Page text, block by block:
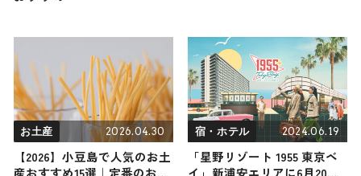
お土産 2026.04.30
【2026】小豆島で人気のお土
産おすすめ15選｜定番のお菓
宿・ホテル 2024.06.19
「星野リゾート 1955 東京ベ
イ」新浦安エリアに6月20日